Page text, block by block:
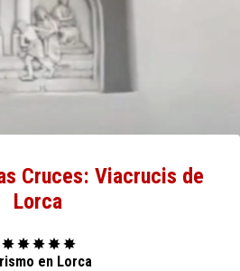
Cruces: Viacrucis de
Lorca
✸ ✸ ✸ ✸ ✸
en Lorca